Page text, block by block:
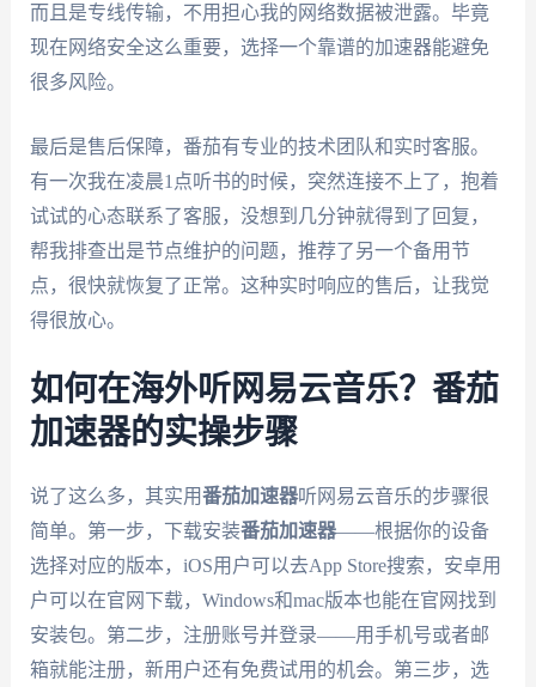
而且是专线传输，不用担心我的网络数据被泄露。毕竟
现在网络安全这么重要，选择一个靠谱的加速器能避免
很多风险。
最后是售后保障，番茄有专业的技术团队和实时客服。
有一次我在凌晨1点听书的时候，突然连接不上了，抱着
试试的心态联系了客服，没想到几分钟就得到了回复，
帮我排查出是节点维护的问题，推荐了另一个备用节
点，很快就恢复了正常。这种实时响应的售后，让我觉
得很放心。
如何在海外听网易云音乐？番茄
加速器的实操步骤
说了这么多，其实用番茄加速器听网易云音乐的步骤很
简单。第一步，下载安装番茄加速器——根据你的设备
选择对应的版本，iOS用户可以去App Store搜索，安卓用
户可以在官网下载，Windows和mac版本也能在官网找到
安装包。第二步，注册账号并登录——用手机号或者邮
箱就能注册，新用户还有免费试用的机会。第三步，选